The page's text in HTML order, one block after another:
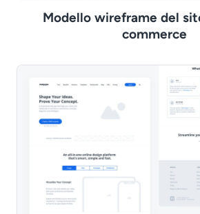
Modello wireframe del
commerce